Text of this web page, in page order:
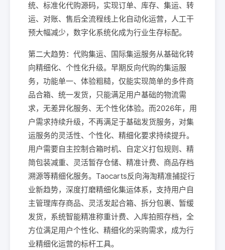
统、标准化代购源码，实现订单、库存、集运、转
运、对账、售后全流程线上化自动化运营，人工干
预大幅减少，数字化系统化成为行业生存标配。
第二大趋势：代购集运、国际集运服务从基础化转
向精细化、个性化升级。早期反向代购的集运服
务，功能单一、体验粗糙，仅能实现简单的多件商
品合箱、统一发货，只能满足用户基础的物流需
求，无差异化服务、无个性化体验。而2026年，用
户需求持续升级，不再满足于基础发货服务，对集
运服务的灵活性、个性化、精细化要求持续提升。
用户需要自主控制合箱时机、自定义打包规则、精
简包装减重、灵活暂存仓储、精准计费、商品存档
溯源等精细化服务。Taocarts反向海淘精准捕捉行
业新趋势，深度打磨精细化集运体系，支持用户自
主管理库存商品、灵活发起合箱、拆分包裹、暂缓
发货，系统智能精准称重计费、入库拍照存档，全
方位满足用户个性化、精细化的采购需求，成为行
业精细化运营的标杆工具。